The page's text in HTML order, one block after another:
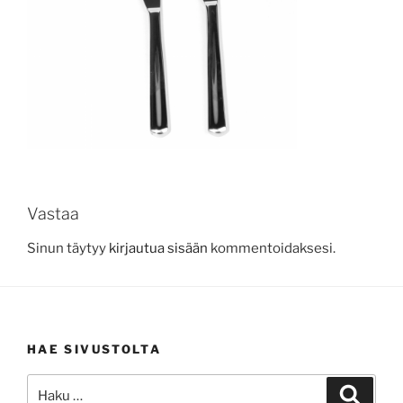
Vastaa
Sinun täytyy kirjautua sisään kommentoidaksesi.
HAE SIVUSTOLTA